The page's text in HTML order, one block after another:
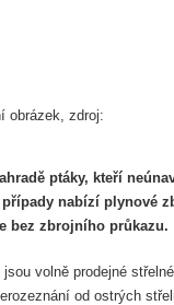
obrázek, zdroj:
ptáky, kteří
nabízí plynové
bez zbrojního průkazu.
volně prodejné
od ostrých